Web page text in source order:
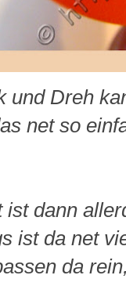
und Dreh
net so
dann
ist da net
da